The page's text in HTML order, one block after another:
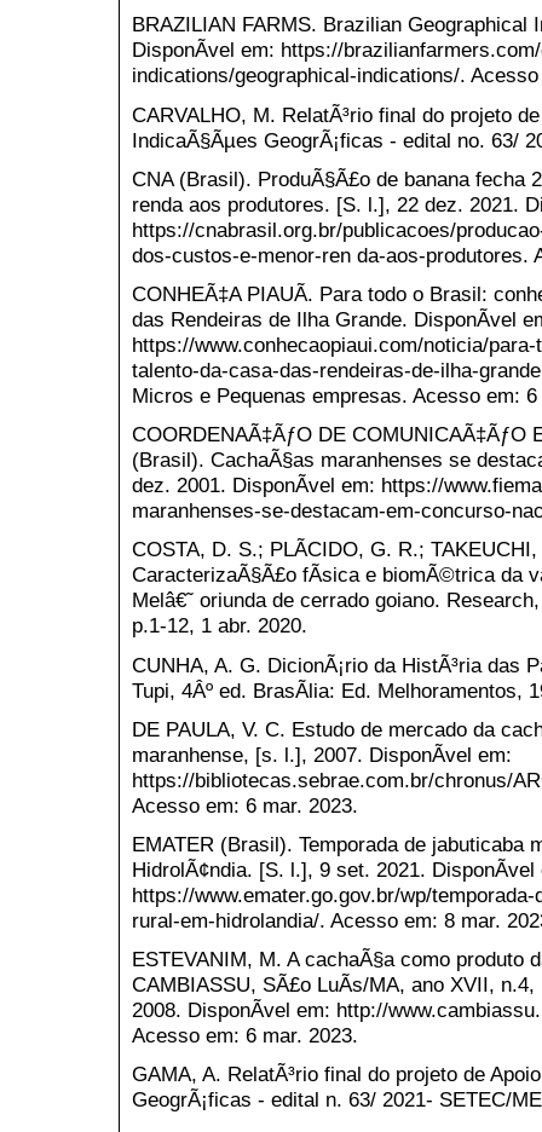
BRAZILIAN FARMS. Brazilian Geographical
DisponÃ­vel em: https://
indications/geographical-indications/.
CARVALHO, M. RelatÃ³rio final do projeto
IndicaÃ§Ãµes GeogrÃ¡ficas - edital no. 63/
CNA (Brasil). ProduÃ§Ã£o de banana fecha
renda aos produtores. [S. l.], 22 dez. 2021.
https://cnabrasil.org.br/publicacoes/
dos-custos-e-menor-ren da-aos-produtores.
CONHEÃ‡A PIAUÃ. Para todo o Brasil:
das Rendeiras de Ilha Grande. DisponÃ­vel
https://www.conhecaopiaui.com/noticia/
talento-da-casa-das-rendeiras-de-ilha-
Micros e Pequenas empresas. Acesso em:
COORDENAÃ‡ÃƒO DE COMUNICAÃ‡ÃƒO
(Brasil). CachaÃ§as maranhenses se
dez. 2001. DisponÃ­vel em: https://
maranhenses-se-destacam-em-concurso-
COSTA, D. S.; PLÃCIDO, G. R.;
CaracterizaÃ§Ã£o fÃ­sica e biomÃ©trica da
Melâ€˜ oriunda de cerrado goiano.
p.1-12, 1 abr. 2020.
CUNHA, A. G. DicionÃ¡rio da HistÃ³ria das
Tupi, 4Âº ed. BrasÃ­lia: Ed. Melhoramentos,
DE PAULA, V. C. Estudo de mercado da
maranhense, [s. l.], 2007. DisponÃ­vel em:
https://bibliotecas.sebrae.com.br/chronus/
Acesso em: 6 mar. 2023.
EMATER (Brasil). Temporada de jabuticaba
HidrolÃ¢ndia. [S. l.], 9 set. 2021. DisponÃ­vel
https://www.emater.go.gov.br/wp/
rural-em-hidrolandia/. Acesso em: 8 mar.
ESTEVANIM, M. A cachaÃ§a como produto
CAMBIASSU, SÃ£o LuÃ­s/MA, ano XVII,
2008. DisponÃ­vel em: http://
Acesso em: 6 mar. 2023.
GAMA, A. RelatÃ³rio final do projeto de
GeogrÃ¡ficas - edital n. 63/ 2021- SETEC/